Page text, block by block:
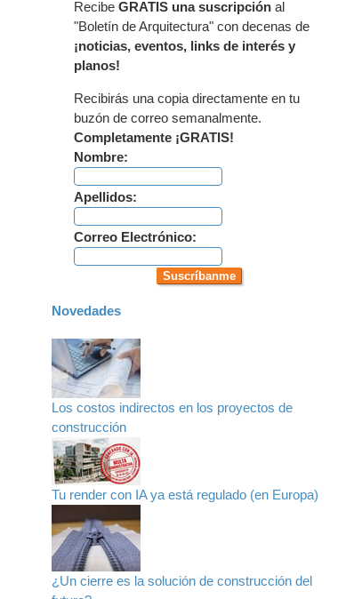
Recibe GRATIS una suscripción al
"Boletín de Arquitectura" con decenas de
¡noticias, eventos, links de interés y
planos!
Recibirás una copia directamente en tu
buzón de correo semanalmente.
Completamente ¡GRATIS!
Nombre:
Apellidos:
Correo Electrónico:
Novedades
Los costos indirectos en los proyectos de
construcción
Tu render con IA ya está regulado (en Europa)
¿Un cierre es la solución de construcción del